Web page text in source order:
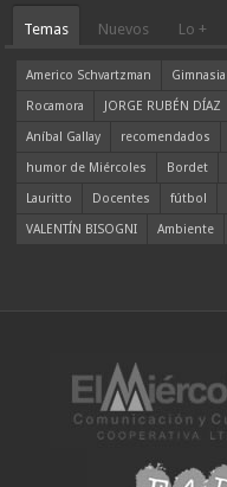
Temas Nuevos Lo +
Americo Schvartzman Gimnasia
Rocamora
JORGE RUBÉN DÍAZ
Aníbal Gallay
recomendados
humor de Miércoles
Bordet
Lauritto
Docentes fútbol
VALENTÍN BISOGNI
Ambiente